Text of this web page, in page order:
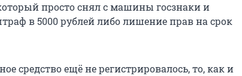
просто снял с машины госзнаки и
в 5000 рублей либо лишение прав на срок
средство ещё не регистрировалось, то, как и